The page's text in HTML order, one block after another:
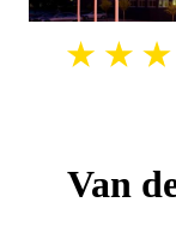
Van